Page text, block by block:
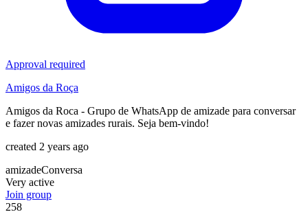
Approval required
Amigos da Roça
Amigos da Roca - Grupo de WhatsApp de amizade para conversar
e fazer novas amizades rurais. Seja bem-vindo!
created 2 years ago
amizadeConversa
Very active
Join group
258